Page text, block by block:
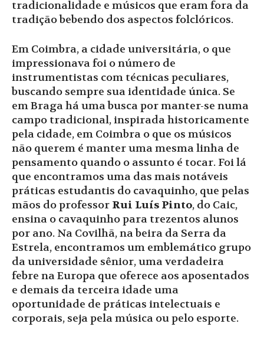
tradicionalidade e músicos que eram fora da
tradição bebendo dos aspectos folclóricos.
Em Coimbra, a cidade universitária, o que
impressionava foi o número de
instrumentistas com técnicas peculiares,
buscando sempre sua identidade única. Se
em Braga há uma busca por manter-se numa
campo tradicional, inspirada historicamente
pela cidade, em Coimbra o que os músicos
não querem é manter uma mesma linha de
pensamento quando o assunto é tocar. Foi lá
que encontramos uma das mais notáveis
práticas estudantis do cavaquinho, que pelas
mãos do professor Rui Luís Pinto, do Caic,
ensina o cavaquinho para trezentos alunos
por ano. Na Covilhã, na beira da Serra da
Estrela, encontramos um emblemático grupo
da universidade sênior, uma verdadeira
febre na Europa que oferece aos aposentados
e demais da terceira idade uma
oportunidade de práticas intelectuais e
corporais, seja pela música ou pelo esporte.